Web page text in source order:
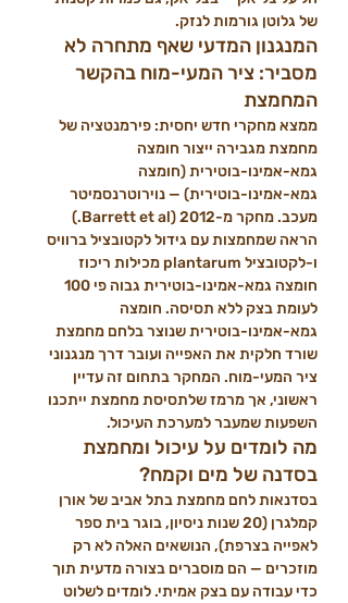
של גלוטן גורמות לנזק.
המנגנון המדעי שאף מתחרה לא
מסביר: ציר המעי-מוח בהקשר
המחמצת
ממצא מחקרי חדש יחסית: פירמנטציה של
מחמצת מגבירה ייצור חומצה
גמא-אמינו-בוטירית (חומצה
גמא-אמינו-בוטירית) — נוירוטרנסמיטר
מעכב. מחקר מ-2012 (Barrett et al.)
הראה שמחמצות עם גידול לקטובציל ברוויס
ו-לקטובציל plantarum מכילות ריכוז
לעומת בצק ללא תסיסה. חומצה
גמא-אמינו-בוטירית שנוצר בלחם מחמצת
שורד חלקית את האפייה ועובר דרך מנגנוני
ציר המעי-מוח. המחקר בתחום זה עדיין
ראשוני, אך מרמז שלתסיסת מחמצת ייתכנו
השפעות שמעבר למערכת העיכול.
מה לומדים על עיכול ומחמצת
בסדנה של מים וקמח?
בסדנאות לחם מחמצת בתל אביב של אורן
קמלגרן (20 שנות ניסיון, בוגר בית ספר
לאפייה בצרפת), הנושאים האלה לא רק
מוזכרים — הם מוסברים בצורה מדעית תוך
כדי עבודה עם בצק אמיתי. לומדים לשלוט